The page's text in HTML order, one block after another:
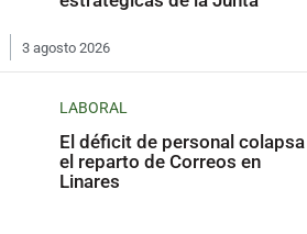
3 agosto 2026
LABORAL
El déficit de personal colapsa
el reparto de Correos en
Linares